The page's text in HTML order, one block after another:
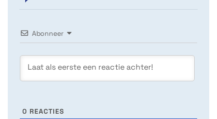
Abonneer
0 REACTIES